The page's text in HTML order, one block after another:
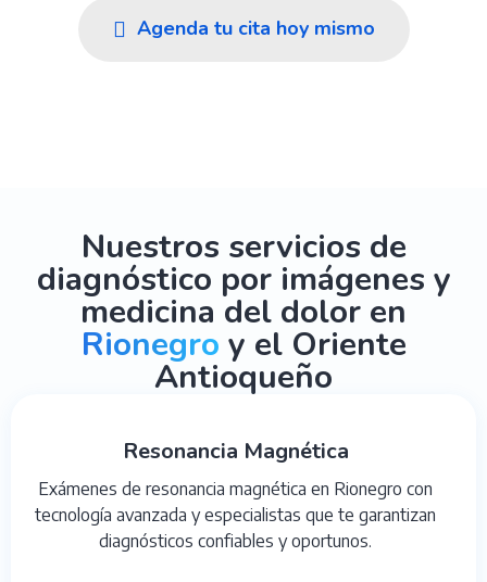
Agenda tu cita hoy mismo
Nuestros servicios de
diagnóstico por imágenes y
medicina del dolor en
Rionegro y el Oriente
Antioqueño
Resonancia Magnética
Exámenes de resonancia magnética en Rionegro con
tecnología avanzada y especialistas que te garantizan
diagnósticos confiables y oportunos.